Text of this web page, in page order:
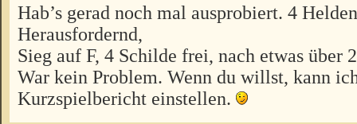
Hab’s gerad noch mal ausprobiert. 4
Herausfordernd,
Sieg auf F, 4 Schilde frei, nach etwas über
War kein Problem. Wenn du willst, kann
Kurzspielbericht einstellen.